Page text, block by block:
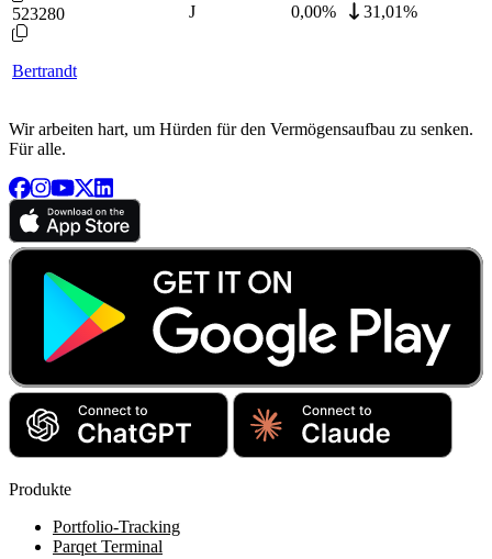
523280
Bertrandt
J 0,00% 31,01%
Wir arbeiten hart, um Hürden für den Vermögensaufbau zu senken.
Für alle.
Produkte
Portfolio-Tracking
Parqet Terminal